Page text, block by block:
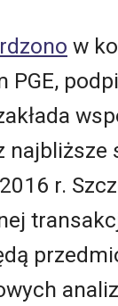
w
PGE,
najbliższe
r.